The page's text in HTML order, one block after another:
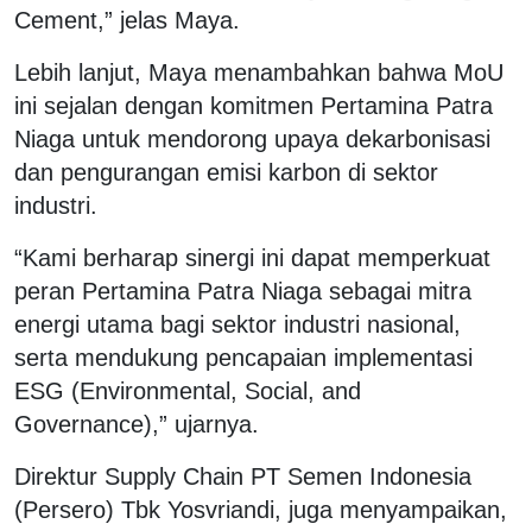
Cement,” jelas Maya.
Lebih lanjut, Maya menambahkan bahwa MoU
ini sejalan dengan komitmen Pertamina Patra
Niaga untuk mendorong upaya dekarbonisasi
dan pengurangan emisi karbon di sektor
industri.
“Kami berharap sinergi ini dapat memperkuat
peran Pertamina Patra Niaga sebagai mitra
energi utama bagi sektor industri nasional,
serta mendukung pencapaian implementasi
ESG (Environmental, Social, and
Governance),” ujarnya.
Direktur Supply Chain PT Semen Indonesia
(Persero) Tbk Yosvriandi, juga menyampaikan,